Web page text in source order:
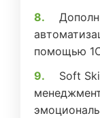
помощью
Soft